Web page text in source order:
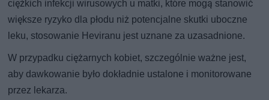
ciężkich infekcji wirusowych u matki, które mogą stanowić
większe ryzyko dla płodu niż potencjalne skutki uboczne
leku, stosowanie Heviranu jest uznane za uzasadnione.
W przypadku ciężarnych kobiet, szczególnie ważne jest,
aby dawkowanie było dokładnie ustalone i monitorowane
przez lekarza.